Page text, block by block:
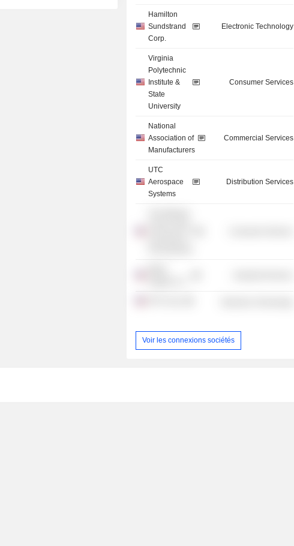
Hamilton
Sundstrand
Corp.
Electronic Technology
Virginia
Polytechnic
Institute &
State
University
Consumer Services
National
Association of
Manufacturers
Commercial Services
UTC
Aerospace
Systems
Distribution Services
Voir les connexions sociétés